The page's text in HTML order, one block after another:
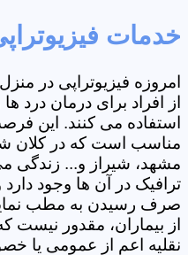
خدمات
امروزه فیزیوتراپی در
از افراد برای درمان درد
استفاده می کنند. این
مناسب است که در کلان
مشهد، شیراز و... زندگی
ترافیک در آن ها وجود دارد
صرف رسیدن به مطب
از بیماران، مقدور نیست
نقلیه اعم از عمومی یا